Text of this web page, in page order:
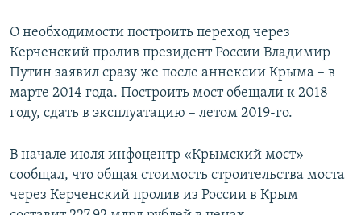
О необходимости построить переход через
Керченский пролив президент России Владимир
Путин заявил сразу же после аннексии Крыма – в
марте 2014 года. Построить мост обещали к 2018
году, сдать в эксплуатацию – летом 2019-го.
В начале июля инфоцентр «Крымский мост»
сообщал, что общая стоимость строительства моста
через Керченский пролив из России в Крым